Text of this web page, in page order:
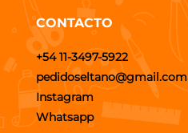
CONTACTO
+54 11-3497-5922
pedidoseltano@gmail.com
Instagram
Whatsapp